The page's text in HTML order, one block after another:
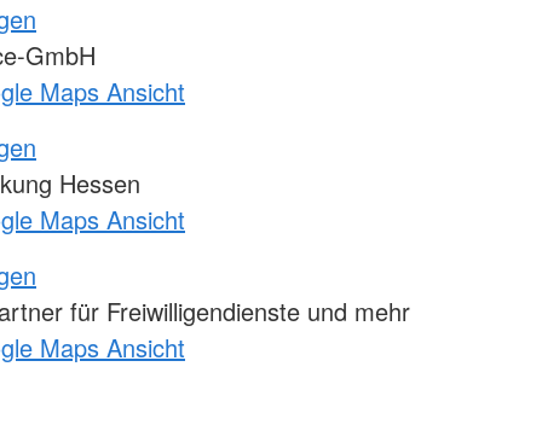
GmbH
Maps Ansicht
Hessen
Maps Ansicht
für Freiwilligendienste und mehr
Maps Ansicht